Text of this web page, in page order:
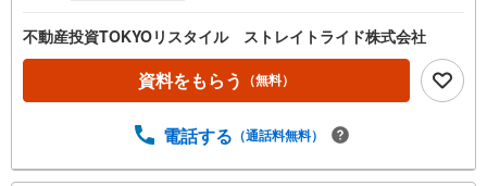
不動産投資TOKYOリスタイル ストレイトライド株式会社
資料をもらう （無料）
電話する （通話料無料）